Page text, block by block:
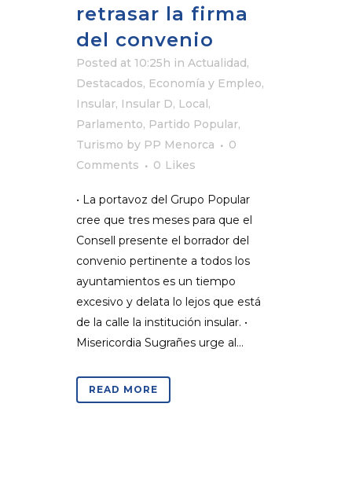
retrasar la firma
del convenio
Posted at 10:25h in Actualidad,
Destacados, Economía y Empleo,
Insular, Insular D, Local,
Parlamento, Partido Popular,
Turismo by PP Menorca
0
Comments
0 Likes
• La portavoz del Grupo Popular
cree que tres meses para que el
Consell presente el borrador del
convenio pertinente a todos los
ayuntamientos es un tiempo
excesivo y delata lo lejos que está
de la calle la institución insular. •
Misericordia Sugrañes urge al...
READ MORE